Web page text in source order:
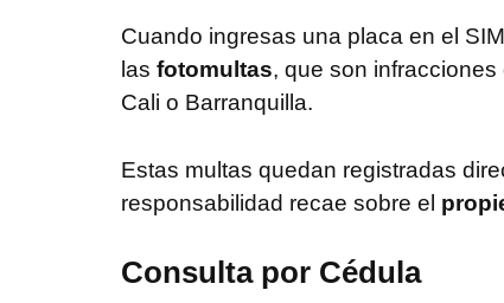
Cuando ingresas una placa en el
las fotomultas, que son
Cali o Barranquilla.
Estas multas quedan registradas
responsabilidad recae sobre el
Consulta por Cédula